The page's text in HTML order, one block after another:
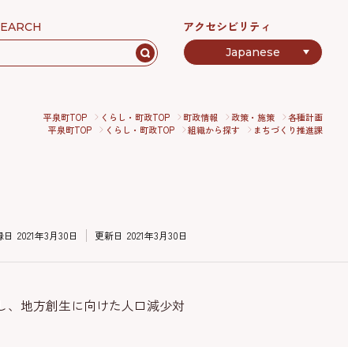
アクセシビリティ
平泉町TOP くらし・町政TOP 町政情報 政策・施策
各種計画
平泉町TOP
くらし・町政TOP 組織から探す まちづくり推進課
日 2021年3月30日 更新日 2021年3月30日
、地方創生に向けた人口減少対